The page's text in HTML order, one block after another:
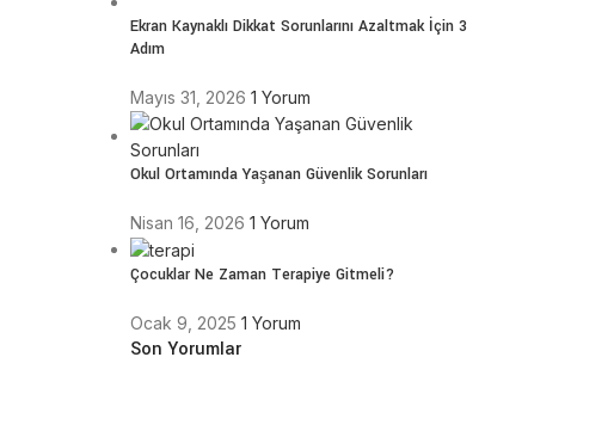
Ekran Kaynaklı Dikkat Sorunlarını Azaltmak İçin 3
Adım
Mayıs 31, 2026 1 Yorum
Okul Ortamında Yaşanan Güvenlik Sorunları
Nisan 16, 2026 1 Yorum
Çocuklar Ne Zaman Terapiye Gitmeli?
Ocak 9, 2025 1 Yorum
Son Yorumlar